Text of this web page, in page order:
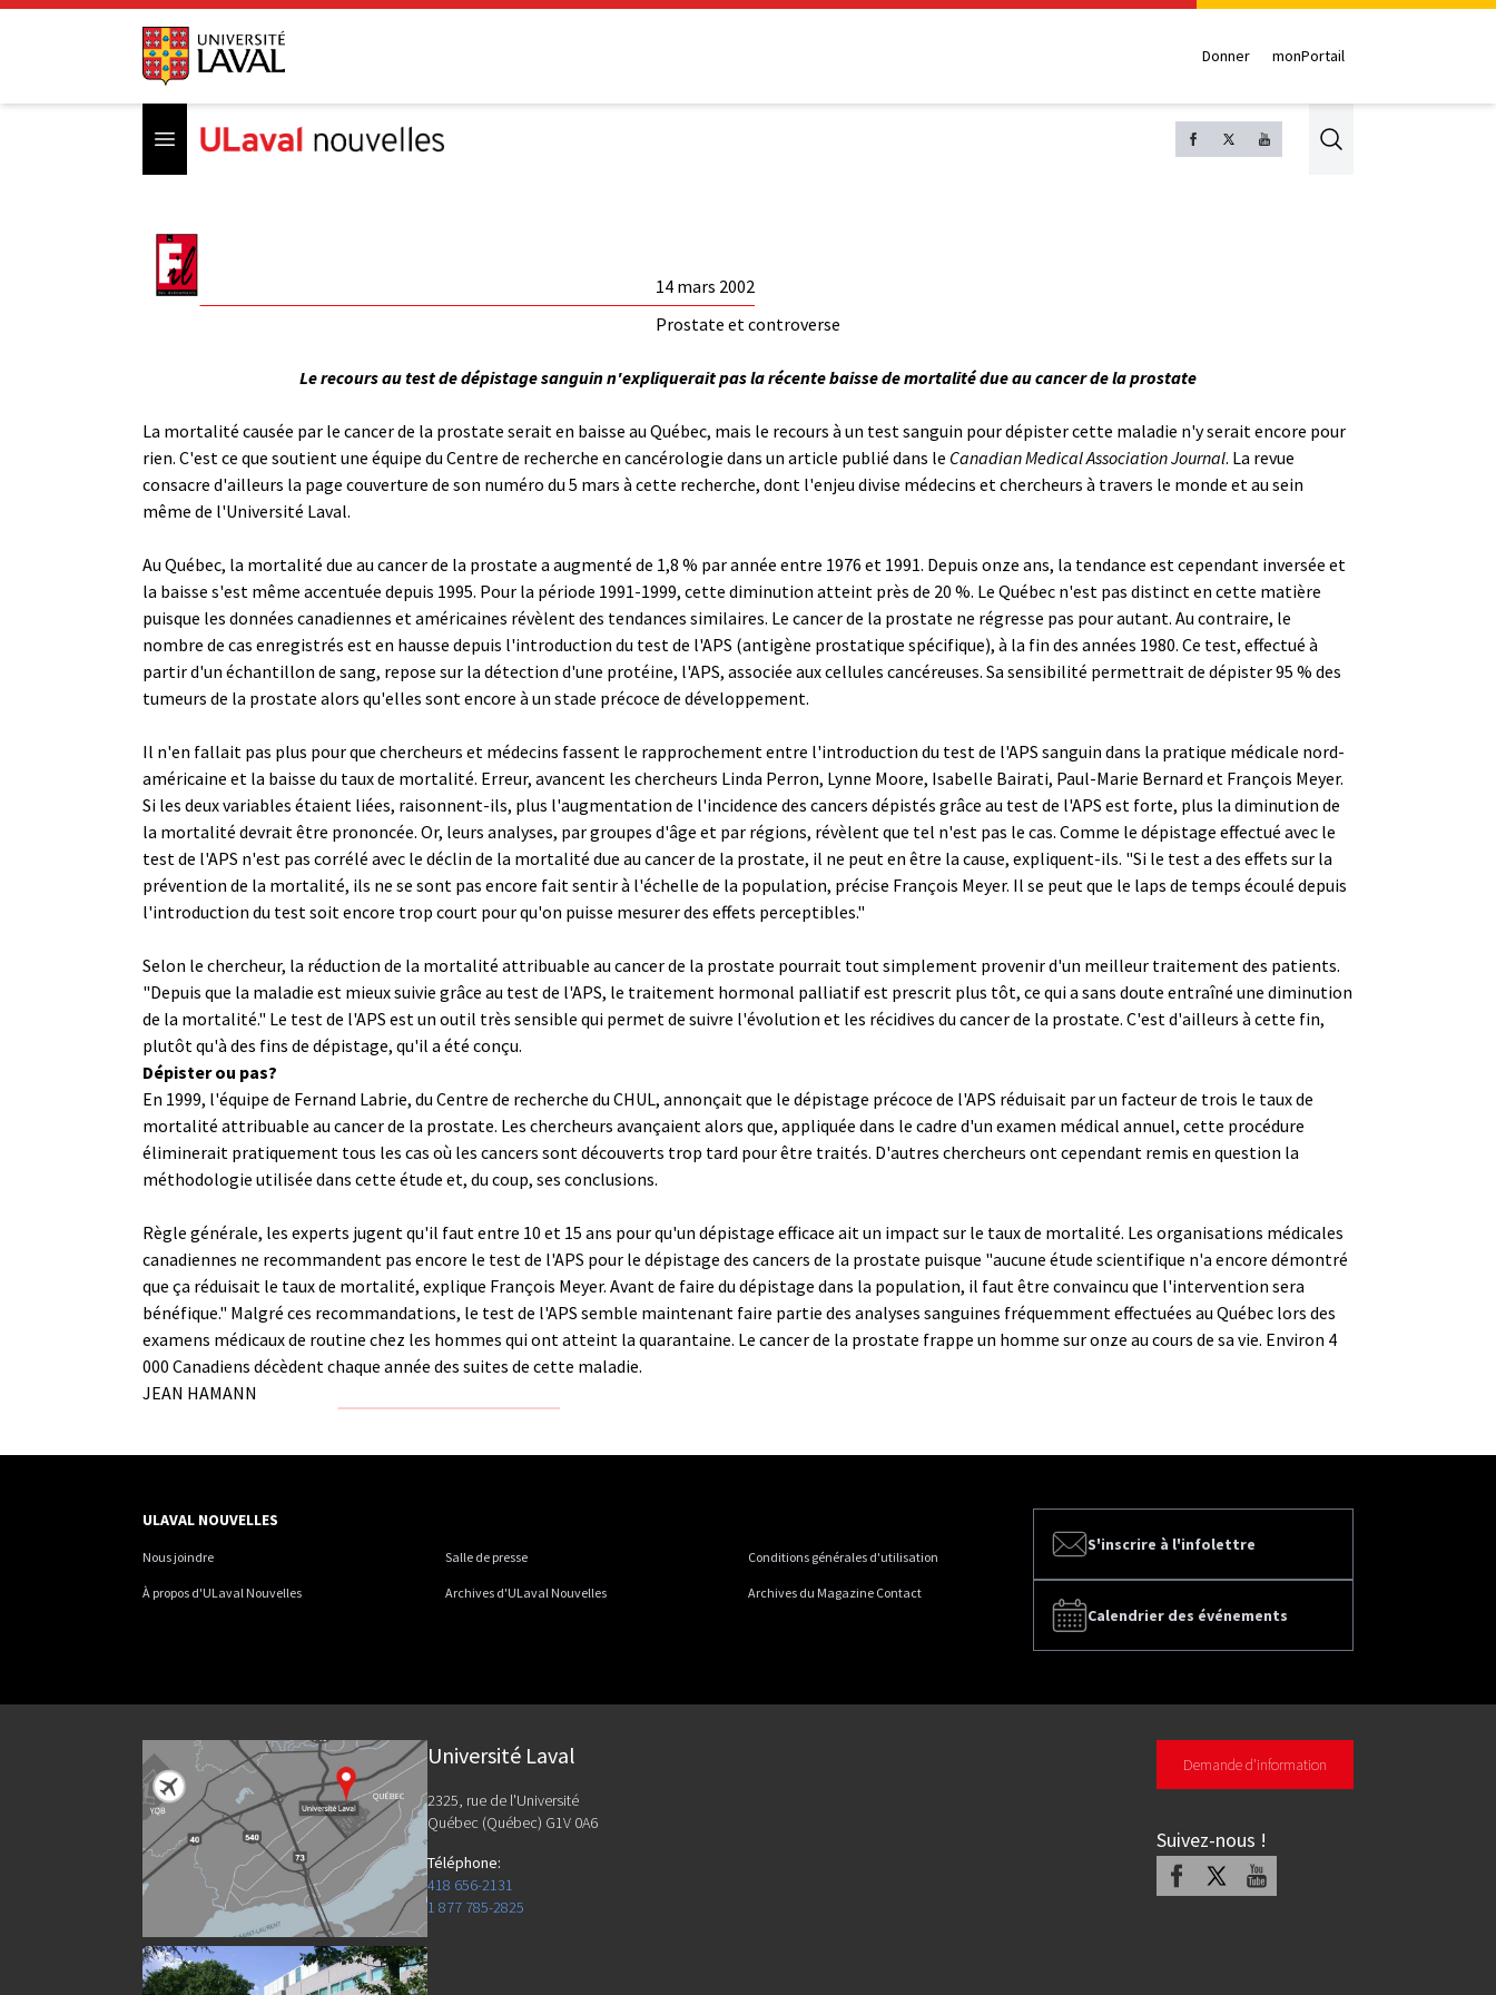
Donner monPortail
Open menu Search
14 mars 2002
Prostate et controverse
Le recours au test de dépistage sanguin n'expliquerait pas la récente baisse de mortalité due au cancer de la prostate
La mortalité causée par le cancer de la prostate serait en baisse au Québec, mais le recours à un test sanguin pour dépister cette maladie n'y serait encore pour
rien. C'est ce que soutient une équipe du Centre de recherche en cancérologie dans un article publié dans le Canadian Medical Association Journal. La revue
consacre d'ailleurs la page couverture de son numéro du 5 mars à cette recherche, dont l'enjeu divise médecins et chercheurs à travers le monde et au sein
même de l'Université Laval.
Au Québec, la mortalité due au cancer de la prostate a augmenté de 1,8 % par année entre 1976 et 1991. Depuis onze ans, la tendance est cependant inversée et
la baisse s'est même accentuée depuis 1995. Pour la période 1991-1999, cette diminution atteint près de 20 %. Le Québec n'est pas distinct en cette matière
puisque les données canadiennes et américaines révèlent des tendances similaires. Le cancer de la prostate ne régresse pas pour autant. Au contraire, le
nombre de cas enregistrés est en hausse depuis l'introduction du test de l'APS (antigène prostatique spécifique), à la fin des années 1980. Ce test, effectué à
partir d'un échantillon de sang, repose sur la détection d'une protéine, l'APS, associée aux cellules cancéreuses. Sa sensibilité permettrait de dépister 95 % des
tumeurs de la prostate alors qu'elles sont encore à un stade précoce de développement.
Il n'en fallait pas plus pour que chercheurs et médecins fassent le rapprochement entre l'introduction du test de l'APS sanguin dans la pratique médicale nord-
américaine et la baisse du taux de mortalité. Erreur, avancent les chercheurs Linda Perron, Lynne Moore, Isabelle Bairati, Paul-Marie Bernard et François Meyer.
Si les deux variables étaient liées, raisonnent-ils, plus l'augmentation de l'incidence des cancers dépistés grâce au test de l'APS est forte, plus la diminution de
la mortalité devrait être prononcée. Or, leurs analyses, par groupes d'âge et par régions, révèlent que tel n'est pas le cas. Comme le dépistage effectué avec le
test de l'APS n'est pas corrélé avec le déclin de la mortalité due au cancer de la prostate, il ne peut en être la cause, expliquent-ils. "Si le test a des effets sur la
prévention de la mortalité, ils ne se sont pas encore fait sentir à l'échelle de la population, précise François Meyer. Il se peut que le laps de temps écoulé depuis
l'introduction du test soit encore trop court pour qu'on puisse mesurer des effets perceptibles."
Selon le chercheur, la réduction de la mortalité attribuable au cancer de la prostate pourrait tout simplement provenir d'un meilleur traitement des patients.
"Depuis que la maladie est mieux suivie grâce au test de l'APS, le traitement hormonal palliatif est prescrit plus tôt, ce qui a sans doute entraîné une diminution
de la mortalité." Le test de l'APS est un outil très sensible qui permet de suivre l'évolution et les récidives du cancer de la prostate. C'est d'ailleurs à cette fin,
plutôt qu'à des fins de dépistage, qu'il a été conçu.
Dépister ou pas?
En 1999, l'équipe de Fernand Labrie, du Centre de recherche du CHUL, annonçait que le dépistage précoce de l'APS réduisait par un facteur de trois le taux de
mortalité attribuable au cancer de la prostate. Les chercheurs avançaient alors que, appliquée dans le cadre d'un examen médical annuel, cette procédure
éliminerait pratiquement tous les cas où les cancers sont découverts trop tard pour être traités. D'autres chercheurs ont cependant remis en question la
méthodologie utilisée dans cette étude et, du coup, ses conclusions.
Règle générale, les experts jugent qu'il faut entre 10 et 15 ans pour qu'un dépistage efficace ait un impact sur le taux de mortalité. Les organisations médicales
canadiennes ne recommandent pas encore le test de l'APS pour le dépistage des cancers de la prostate puisque "aucune étude scientifique n'a encore démontré
que ça réduisait le taux de mortalité, explique François Meyer. Avant de faire du dépistage dans la population, il faut être convaincu que l'intervention sera
bénéfique." Malgré ces recommandations, le test de l'APS semble maintenant faire partie des analyses sanguines fréquemment effectuées au Québec lors des
examens médicaux de routine chez les hommes qui ont atteint la quarantaine. Le cancer de la prostate frappe un homme sur onze au cours de sa vie. Environ 4
000 Canadiens décèdent chaque année des suites de cette maladie.
JEAN HAMANN
S'inscrire à l'infolettre
Calendrier des événements
ULAVAL NOUVELLES
Nous joindre Salle de presse Conditions générales d'utilisation
À propos d'ULaval Nouvelles Archives d'ULaval Nouvelles Archives du Magazine Contact
Université Laval
2325, rue de l'Université
Québec (Québec) G1V 0A6
Téléphone:
418 656-2131
1 877 785-2825
Demande d'information
Suivez-nous !
Facebook Youtube